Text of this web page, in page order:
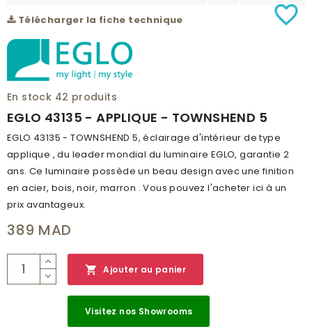
Télécharger la fiche technique
En stock 42 produits
EGLO 43135 - APPLIQUE - TOWNSHEND 5
EGLO 43135 - TOWNSHEND 5, éclairage d'intérieur de type
applique , du leader mondial du luminaire EGLO, garantie 2
ans. Ce luminaire possède un beau design avec une finition
en acier, bois, noir, marron . Vous pouvez l'acheter ici à un
prix avantageux.
favorite_border
389 MAD
 Ajouter au panier
Visitez nos Showrooms